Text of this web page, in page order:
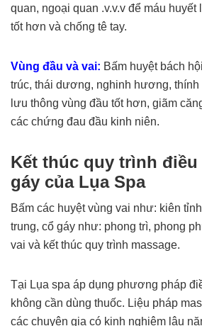
quan, ngoại quan .v.v.v để máu
tốt hơn và chống tê tay.
Vùng đầu và vai: Bấm huyệt bách
trúc, thái dương, nghinh hương, thính
lưu thông vùng đầu tốt hơn, giãm
các chứng đau đầu kinh niên.
Kết thúc quy trình điều
gáy của Lụa Spa
Bấm các huyệt vùng vai như: kiên
trung, cổ gáy như: phong trì, phong
vai và kết thúc quy trình massage.
Tại Lụa spa áp dụng phương pháp
không cần dùng thuốc. Liệu pháp
các chuyên gia có kinh nghiệm lâu